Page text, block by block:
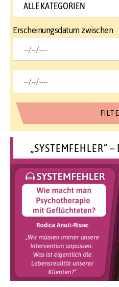
Erscheinungsdatum zwischen
„SYSTEMFEHLER“